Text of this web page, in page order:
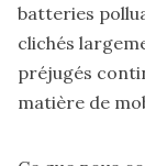
batteries
clichés
préjugés
matière de